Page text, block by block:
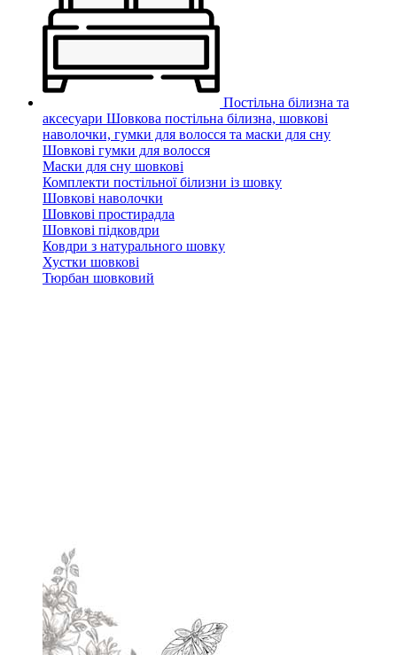
Постільна білизна та
аксесуари Шовкова постільна білизна, шовкові
наволочки, гумки для волосся та маски для сну
Шовкові гумки для волосся
Маски для сну шовкові
Комплекти постільної білизни із шовку
Шовкові наволочки
Шовкові простирадла
Шовкові підковдри
Ковдри з натурального шовку
Хустки шовкові
Тюрбан шовковий